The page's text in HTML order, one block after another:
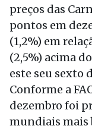
preços das
pontos em
(1,2%) em
(2,5%) acima
este seu sexto
Conforme a
dezembro foi
mundiais mais